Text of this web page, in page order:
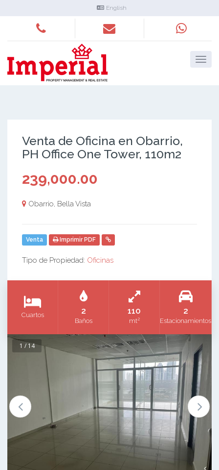
English
Venta de Oficina en Obarrio,
PH Office One Tower, 110m2
239,000.00
Obarrio, Bella Vista
Venta Imprimir PDF
Tipo de Propiedad: Oficinas
Cuartos 2
Baños
110
mt2
2
Estacionamientos
1 / 14